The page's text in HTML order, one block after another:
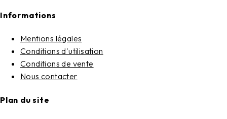
Informations
Mentions légales
Conditions d'utilisation
Conditions de vente
Nous contacter
Plan du site